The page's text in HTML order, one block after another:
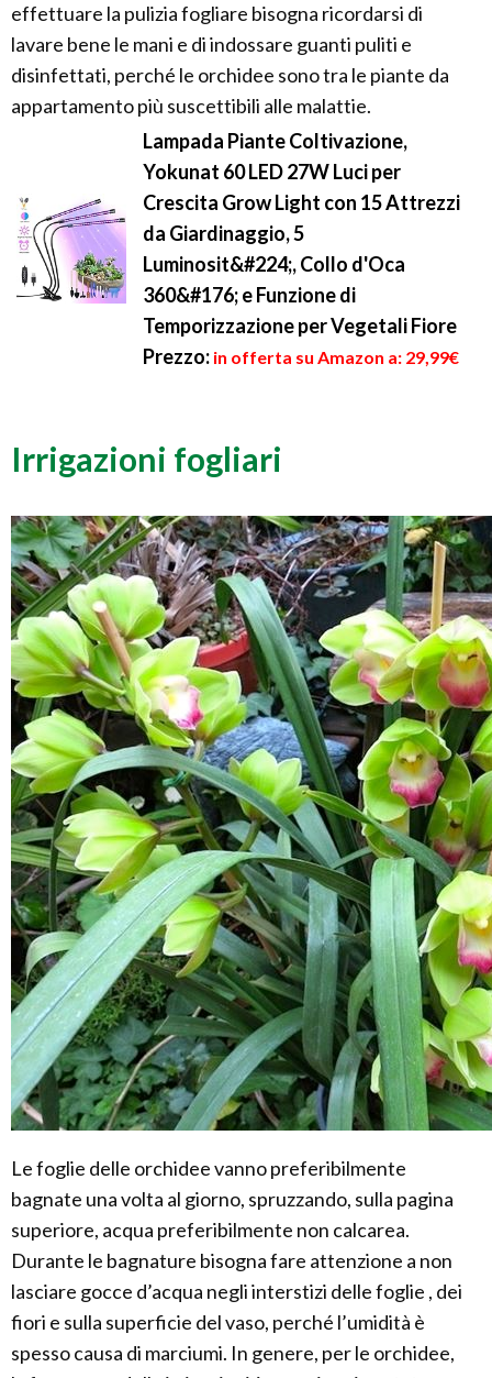
effettuare la pulizia fogliare bisogna ricordarsi di
lavare bene le mani e di indossare guanti puliti e
disinfettati, perché le orchidee sono tra le piante da
appartamento più suscettibili alle malattie.
Lampada Piante Coltivazione,
Yokunat 60 LED 27W Luci per
Crescita Grow Light con 15 Attrezzi
da Giardinaggio, 5
Luminosit&#224;, Collo d'Oca
360&#176; e Funzione di
Temporizzazione per Vegetali Fiore
Prezzo: in offerta su Amazon a: 29,99€
Irrigazioni fogliari
Le foglie delle orchidee vanno preferibilmente
bagnate una volta al giorno, spruzzando, sulla pagina
superiore, acqua preferibilmente non calcarea.
Durante le bagnature bisogna fare attenzione a non
lasciare gocce d’acqua negli interstizi delle foglie , dei
fiori e sulla superficie del vaso, perché l’umidità è
spesso causa di marciumi. In genere, per le orchidee,